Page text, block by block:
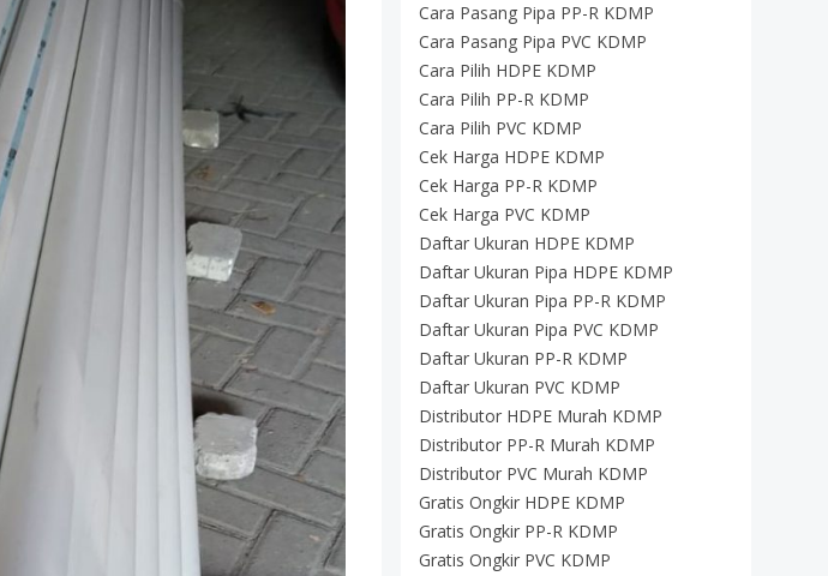
Cara Pasang Pipa PP-R KDMP
Cara Pasang Pipa PVC KDMP
Cara Pilih HDPE KDMP
Cara Pilih PP-R KDMP
Cara Pilih PVC KDMP
Cek Harga HDPE KDMP
Cek Harga PP-R KDMP
Cek Harga PVC KDMP
Daftar Ukuran HDPE KDMP
Daftar Ukuran Pipa HDPE KDMP
Daftar Ukuran Pipa PP-R KDMP
Daftar Ukuran Pipa PVC KDMP
Daftar Ukuran PP-R KDMP
Daftar Ukuran PVC KDMP
Distributor HDPE Murah KDMP
Distributor PP-R Murah KDMP
Distributor PVC Murah KDMP
Gratis Ongkir HDPE KDMP
Gratis Ongkir PP-R KDMP
Gratis Ongkir PVC KDMP